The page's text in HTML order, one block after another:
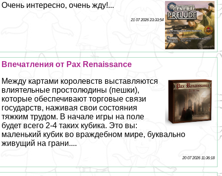
Очень интересно, очень жду!...
21 07 2026 23:33:54
Впечатления от Pax Renaissance
Между картами королевств выставляются
влиятельные простолюдины (пешки),
которые обеспечивают торговые связи
государств, наживая свои состояния
тяжким трудом. В начале игры на поле
будет всего 2-4 таких кубика. Это вы:
маленький кубик во враждебном мире, буквально
живущий на грани....
20 07 2026 11:36:18